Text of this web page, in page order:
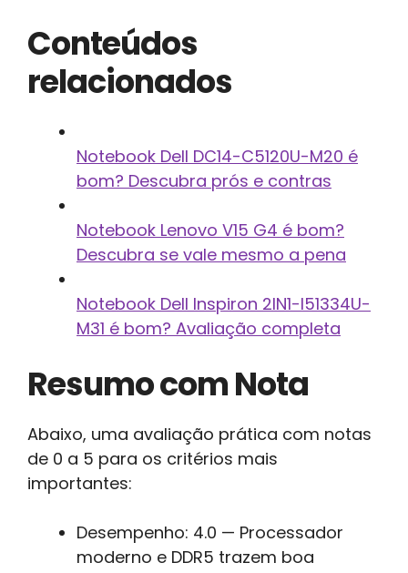
Conteúdos
relacionados
Notebook Dell DC14-C5120U-M20 é
bom? Descubra prós e contras
Notebook Lenovo V15 G4 é bom?
Descubra se vale mesmo a pena
Notebook Dell Inspiron 2IN1-I51334U-
M31 é bom? Avaliação completa
Resumo com Nota
Abaixo, uma avaliação prática com notas
de 0 a 5 para os critérios mais
importantes:
Desempenho: 4.0 — Processador
moderno e DDR5 trazem boa